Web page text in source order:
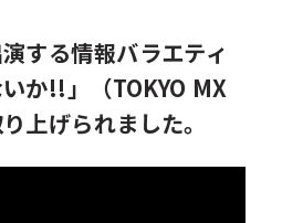
する情報バラエティ
か!!」
（TOKYO MX
上げられました。